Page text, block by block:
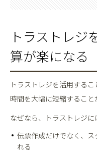
トラストレジ
算が楽になる
トラストレジを活用する
時間を大幅に短縮すること
なぜなら、トラストレジに
伝票作成だけでなく、ス
れる